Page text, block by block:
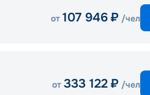
от 107 946 ₽ /чел
от 333 122 ₽ /чел